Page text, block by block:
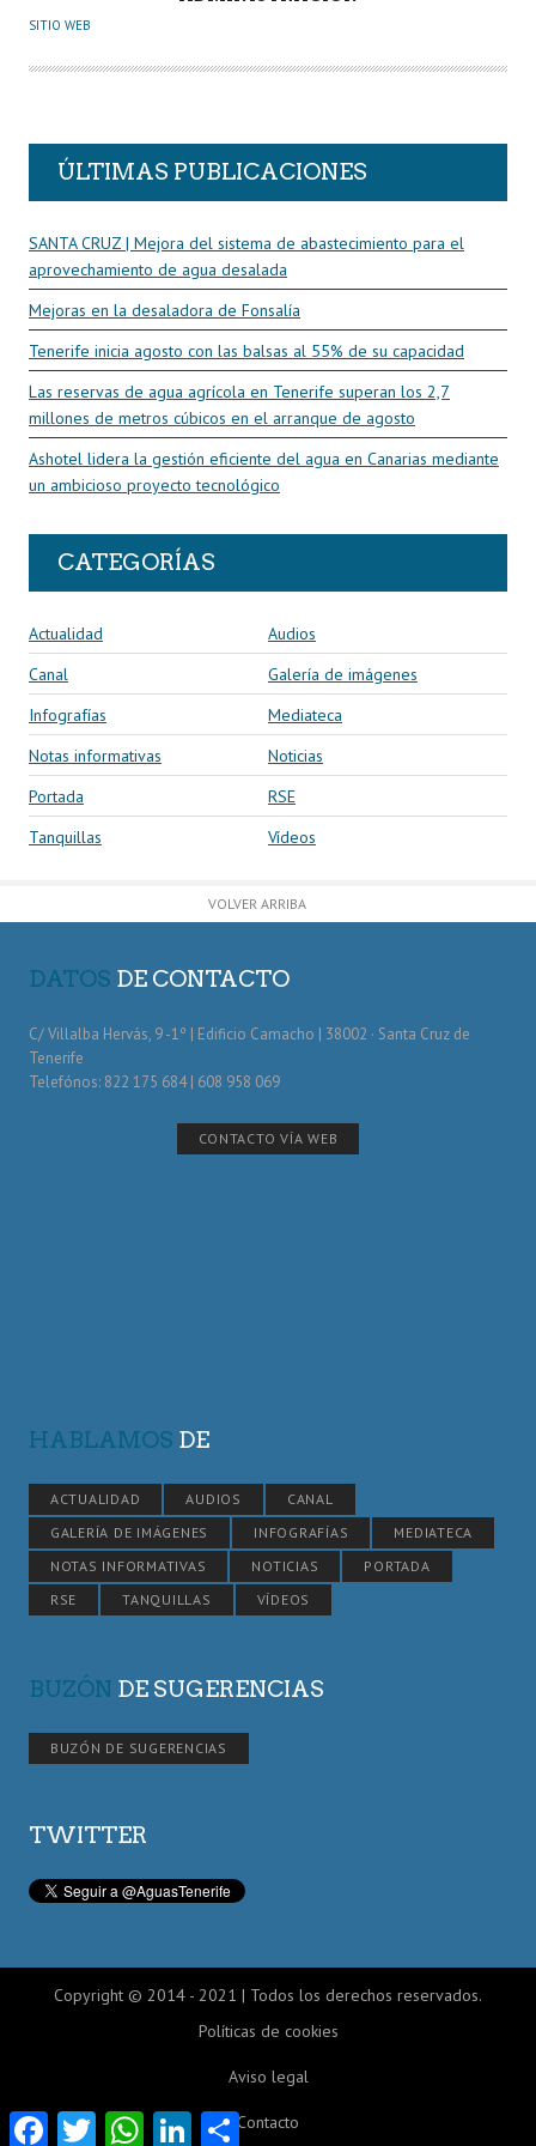
U
O
SITIO WEB
ÚLTIMAS PUBLICACIONES
SANTA CRUZ | Mejora del sistema de abastecimiento para el
aprovechamiento de agua desalada
Mejoras en la desaladora de Fonsalía
Tenerife inicia agosto con las balsas al 55% de su capacidad
Las reservas de agua agrícola en Tenerife superan los 2,7
millones de metros cúbicos en el arranque de agosto
Ashotel lidera la gestión eficiente del agua en Canarias mediante
un ambicioso proyecto tecnológico
CATEGORÍAS
Actualidad
Audios
Canal
Galería de imágenes
Infografías
Mediateca
Notas informativas
Noticias
Portada
RSE
Tanquillas
Vídeos
VOLVER ARRIBA
DATOS DE CONTACTO
C/ Villalba Hervás, 9 -1º | Edificio Camacho | 38002 · Santa Cruz de
Tenerife
Telefónos: 822 175 684 | 608 958 069
CONTACTO VÍA WEB
HABLAMOS DE
ACTUALIDAD AUDIOS
CANAL
GALERÍA DE IMÁGENES
INFOGRAFÍAS
MEDIATECA
NOTAS INFORMATIVAS
NOTICIAS
PORTADA
RSE
TANQUILLAS VÍDEOS
BUZÓN DE SUGERENCIAS
BUZÓN DE SUGERENCIAS
TWITTER
Copyright © 2014 - 2021 | Todos los derechos reservados.
Políticas de cookies
Aviso legal
Contacto
FacebookTwitter WhatsAppLinkedInCompartir